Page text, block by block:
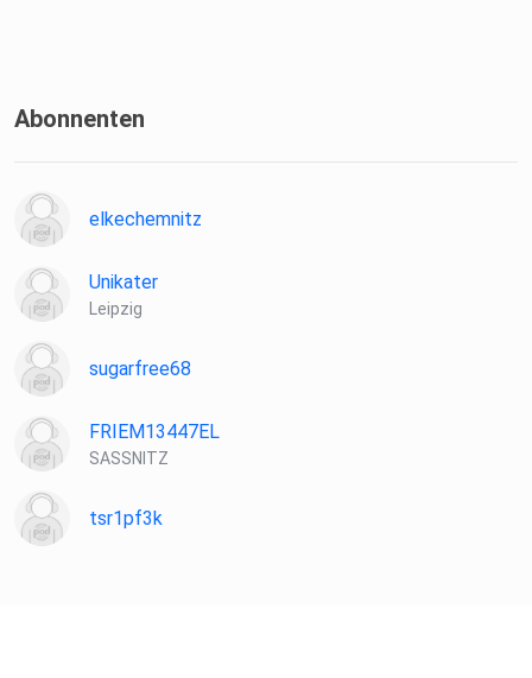
Abonnenten
elkechemnitz
Unikater
Leipzig
sugarfree68
FRIEM13447EL
SASSNITZ
tsr1pf3k